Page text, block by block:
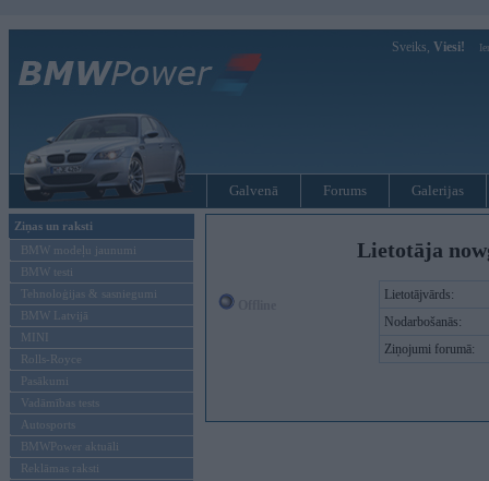
Sveiks, Viesi!
Galvenā Forums Galerijas
Ziņas un raksti
BMW modeļu jaunumi
BMW testi
Tehnoloģijas & sasniegumi
BMW Latvijā
MINI
Rolls-Royce
Pasākumi
Vadāmības tests
Autosports
BMWPower aktuāli
Reklāmas raksti
Lietotāja
Lietotājvārds:
Nodarbošanās:
Ziņojumi forumā: